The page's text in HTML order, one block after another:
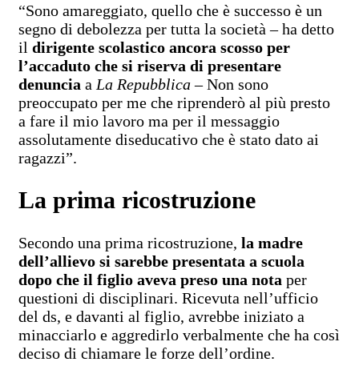
“Sono amareggiato, quello che è successo è un
segno di debolezza per tutta la società – ha detto
il dirigente scolastico ancora scosso per
l’accaduto che si riserva di presentare
denuncia a La Repubblica– Non sono
preoccupato per me che riprenderò al più presto
a fare il mio lavoro ma per il messaggio
assolutamente diseducativo che è stato dato ai
ragazzi”.
La prima ricostruzione
Secondo una prima ricostruzione, la madre
dell’allievo si sarebbe presentata a scuola
dopo che il figlio aveva preso una nota per
questioni di disciplinari. Ricevuta nell’ufficio
del ds, e davanti al figlio, avrebbe iniziato a
minacciarlo e aggredirlo verbalmente che ha così
deciso di chiamare le forze dell’ordine.